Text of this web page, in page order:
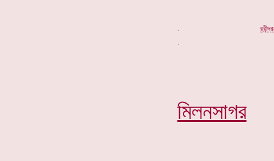
. র
.
মিলনসাগর